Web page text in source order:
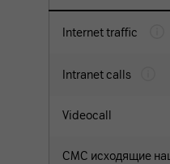
Internet traffic
Intranet calls
Videocall
СМС исходящие